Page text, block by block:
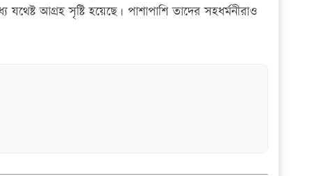
আগ্রহ সৃষ্টি হয়েছে। পাশাপাশি তাদের সহধর্মনীরাও